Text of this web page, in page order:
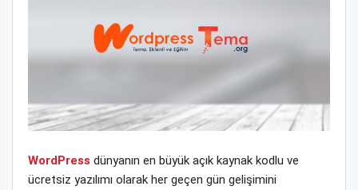
WordPress dünyanın en büyük açık kaynak kodlu ve
ücretsiz yazılımı olarak her geçen gün gelişimini